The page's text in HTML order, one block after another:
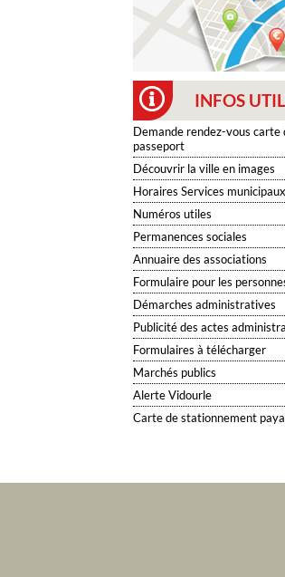
INFOS
Demande rendez-vous
passeport
Découvrir la ville en images
Horaires Services municipaux
Numéros utiles
Permanences sociales
Annuaire des associations
Formulaire pour les
Démarches administratives
Publicité des actes
Formulaires à télécharger
Marchés publics
Alerte Vidourle
Carte de stationnement